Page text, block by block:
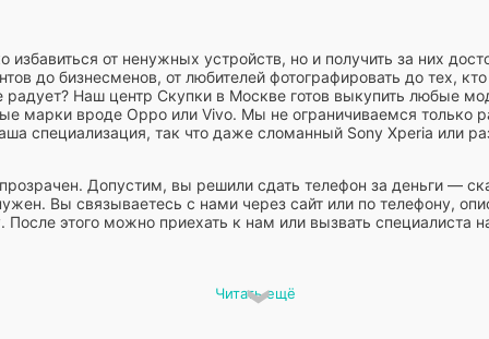
избавиться от ненужных устройств, но и получить за них
до бизнесменов, от любителей фотографировать до тех,
Наш центр Скупки в Москве готов выкупить любые
марки вроде Oppo или Vivo. Мы не ограничиваемся только
специализация, так что даже сломанный Sony Xperia или
Допустим, вы решили сдать телефон за деньги —
Вы связываетесь с нами через сайт или по телефону,
этого можно приехать к нам или вызвать специалиста
Читать ещё